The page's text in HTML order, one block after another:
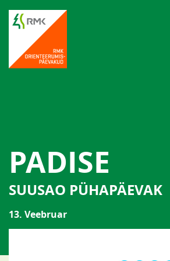
PADISE
SUUSAO PÜHAPÄEVAK
13. Veebruar